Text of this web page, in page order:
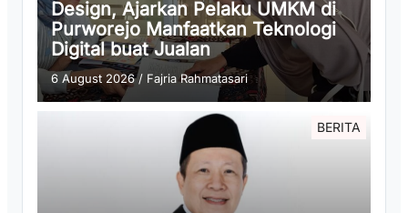
Design, Ajarkan Pelaku UMKM di
Purworejo Manfaatkan Teknologi
Digital buat Jualan
6 August 2026/ Fajria Rahmatasari
BERITA